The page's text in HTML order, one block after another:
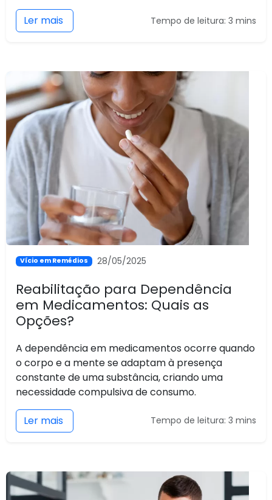
Ler mais Tempo de leitura: 3 mins
Vício em Remédios 28/05/2025
Reabilitação para Dependência
em Medicamentos: Quais as
Opções?
A dependência em medicamentos ocorre quando
o corpo e a mente se adaptam à presença
constante de uma substância, criando uma
necessidade compulsiva de consumo.
Ler mais Tempo de leitura: 3 mins